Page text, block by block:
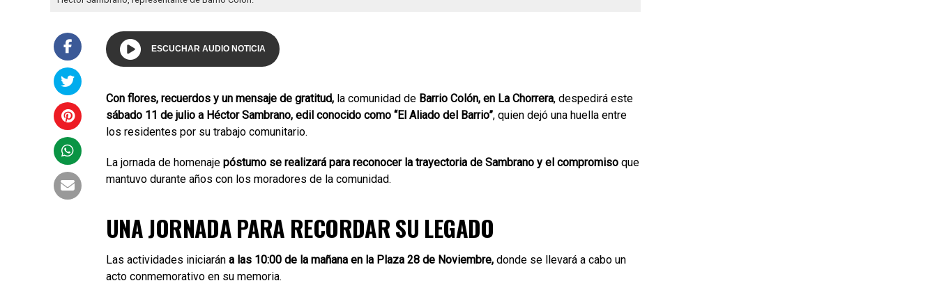
ESCUCHAR AUDIO NOTICIA
Con flores, recuerdos y un mensaje de gratitud, la comunidad de Barrio Colón, en La Chorrera, despedirá este
sábado 11 de julio a Héctor Sambrano, edil conocido como “El Aliado del Barrio”, quien dejó una huella entre
los residentes por su trabajo comunitario.
La jornada de homenaje póstumo se realizará para reconocer la trayectoria de Sambrano y el compromiso que
mantuvo durante años con los moradores de la comunidad.
UNA JORNADA PARA RECORDAR SU LEGADO
Las actividades iniciarán a las 10:00 de la mañana en la Plaza 28 de Noviembre, donde se llevará a cabo un
acto conmemorativo en su memoria.